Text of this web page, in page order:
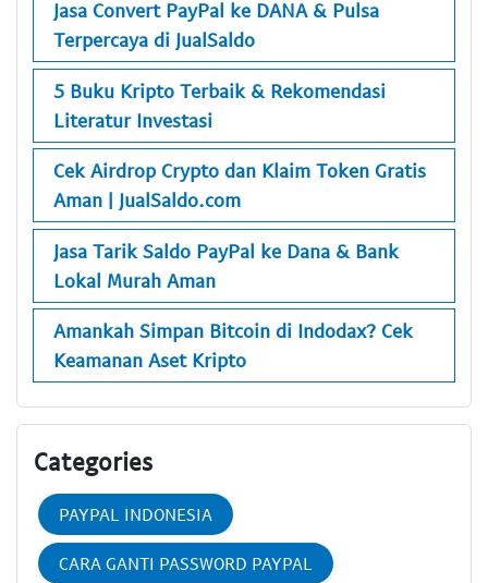
Jasa Convert PayPal ke DANA & Pulsa
Terpercaya di JualSaldo
5 Buku Kripto Terbaik & Rekomendasi
Literatur Investasi
Cek Airdrop Crypto dan Klaim Token Gratis
Aman | JualSaldo.com
Jasa Tarik Saldo PayPal ke Dana & Bank
Lokal Murah Aman
Amankah Simpan Bitcoin di Indodax? Cek
Keamanan Aset Kripto
Categories
PAYPAL INDONESIA
CARA GANTI PASSWORD PAYPAL